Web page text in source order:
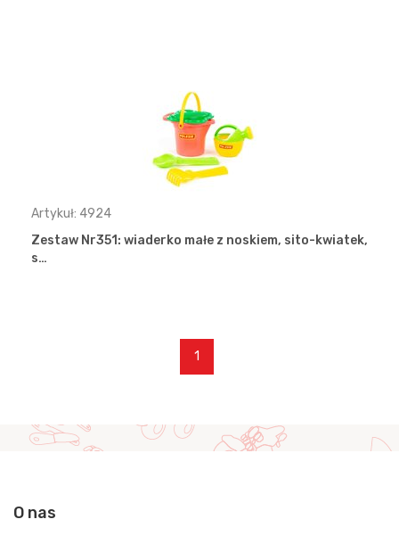
Artykuł: 4924
Zestaw Nr351: wiaderko małe z noskiem, sito-kwiatek,
s…
1
O nas